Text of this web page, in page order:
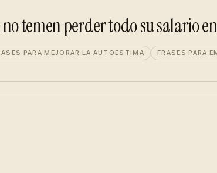
temen perder todo su salario
PARA MEJORAR LA AUTOESTIMA FRASES PARA